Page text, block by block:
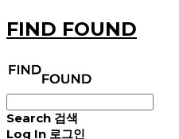
FIND FOUND
Search 검색
Log In 로그인